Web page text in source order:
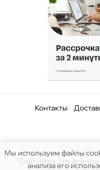
Контакты
Сайт https://
Мы используем файлы
анализа его